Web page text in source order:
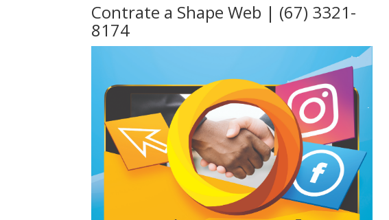
Contrate a Shape Web | (67) 3321-
8174